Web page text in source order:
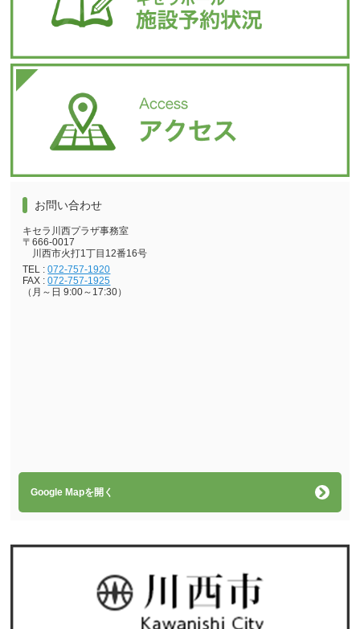
お問い合わせ
キセラ川西プラザ事務室
〒666-0017
川西市火打1丁目12番16号
TEL :072-757-1920
FAX :072-757-1925
（月～日 9:00～17:30）
Google Mapを開く